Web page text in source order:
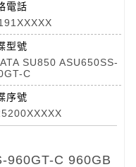
電話
型號
SU850 ASU650SS-
C
序號
960GT-C 960GB